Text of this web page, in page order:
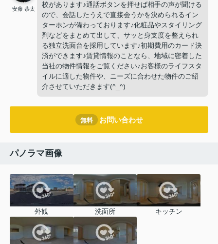
安藤 恭太
校があります♪通話ボタンを押せば相手の声が聞ける
ので、会話したうえで直接会うかを決められるイン
ターホンが備わっております♪化粧品やスタイリング
剤などをまとめて出して、サッと身支度を整えられ
る独立洗面台を採用しています♪初期費用のカード決
済ができます♪賃貸情報のことなら、地域に密着した
当社の物件情報をご覧ください♪お客様のライフスタ
イルに適した物件や、ニーズに合わせた物件のご紹
介させていただきます(^_^)
無料 お問い合わせ
パノラマ画像
外観 洗面所 キッチン